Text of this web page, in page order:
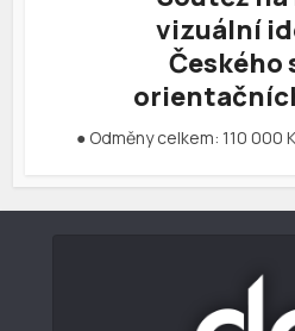
vizuální
Českého
● Odměny celkem: 110 000